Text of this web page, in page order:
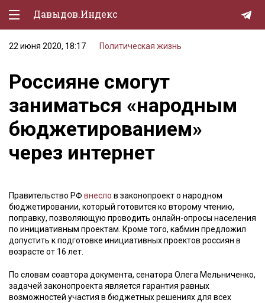
Давыдов.Индекс
Политическая жизнь
Экономика
Природа
Образование
Спорт
Lifestyle
Мурзилка
22 июня 2020, 18:17 Политическая жизнь
Россияне смогут
заниматься «народным
бюджетированием»
через интернет
Правительство РФ внесло в законопроект о народном
бюджетировании, который готовится ко второму чтению,
поправку, позволяющую проводить онлайн-опросы населения
по инициативным проектам. Кроме того, кабмин предложил
допустить к подготовке инициативных проектов россиян в
возрасте от 16 лет.
По словам соавтора документа, сенатора Олега Мельниченко,
задачей законопроекта является гарантия равных
возможностей участия в бюджетных решениях для всех